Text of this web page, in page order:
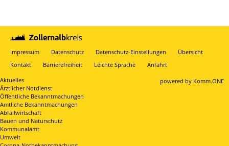
Impressum Datenschutz Datenschutz-Einstellungen
Übersicht
Kontakt
Barrierefreiheit Leichte Sprache Anfahrt
powered by Komm.ONE
Aktuelles
Ärztlicher Notdienst
Öffentliche Bekanntmachungen
Amtliche Bekanntmachungen
Abfallwirtschaft
Bauen und Naturschutz
Kommunalamt
Umwelt